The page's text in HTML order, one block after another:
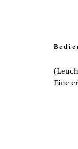
B e d i e
Eine